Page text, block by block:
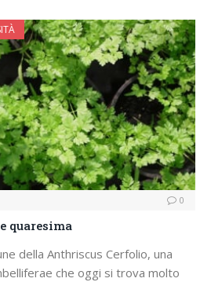
0
quaresima
della Anthriscus Cerfolio, una
che oggi si trova molto